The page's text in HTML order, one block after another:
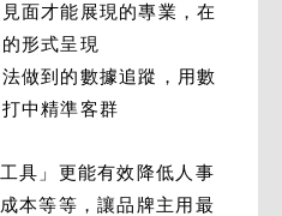
面才能展現的專業，在
形式呈現
做到的數據追蹤，用數
中精準客群
具」更能有效降低人事
本等等，讓品牌主用最